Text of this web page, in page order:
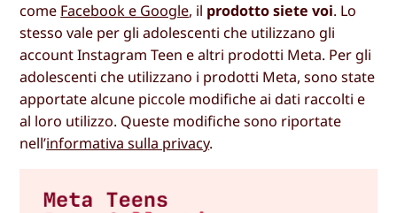
come Facebook e Google, il prodotto siete voi. Lo
stesso vale per gli adolescenti che utilizzano gli
account Instagram Teen e altri prodotti Meta. Per gli
adolescenti che utilizzano i prodotti Meta, sono state
apportate alcune piccole modifiche ai dati raccolti e
al loro utilizzo. Queste modifiche sono riportate
nell’informativa sulla privacy.